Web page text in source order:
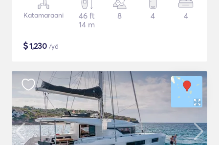
Katamaraani
46 ft
14 m
8 4 4
$1,230 /yö